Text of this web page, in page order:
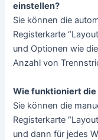
einstellen?
Sie können die
Registerkarte
und Optionen wie
Anzahl von
Wie funktioniert
Sie können die
Registerkarte
und dann für jedes